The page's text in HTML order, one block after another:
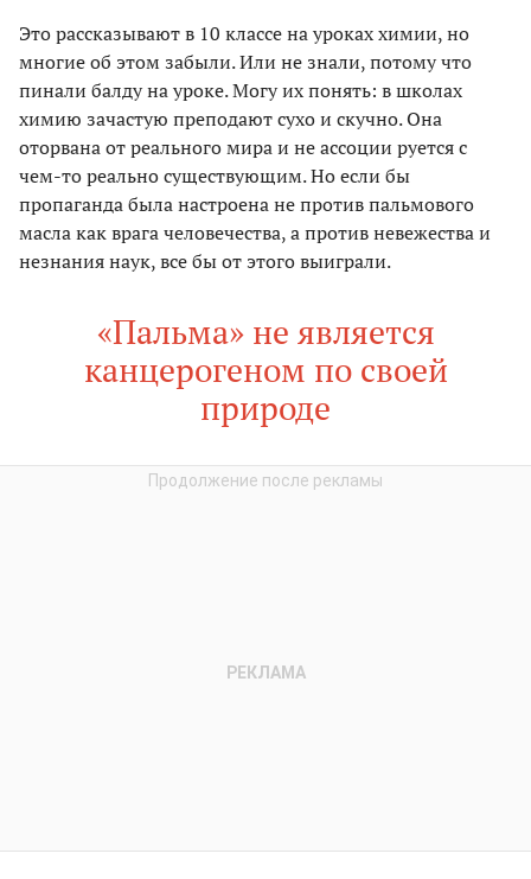
Это рассказывают в 10 классе на уроках химии, но
многие об этом забыли. Или не знали, потому что
пинали балду на уроке. Могу их понять: в школах
химию зачастую преподают сухо и скучно. Она
оторвана от реального мира и не ассоции руется с
чем-то реально существующим. Но если бы
пропаганда была настроена не против пальмового
масла как врага человечества, а против невежества и
незнания наук, все бы от этого выиграли.
«Пальма» не является
канцерогеном по своей
природе